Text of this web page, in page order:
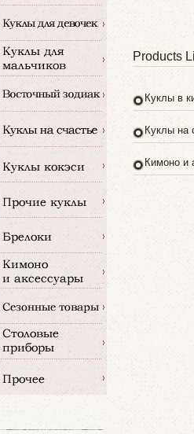
Products
Куклы в
Куклы на
Кимоно и